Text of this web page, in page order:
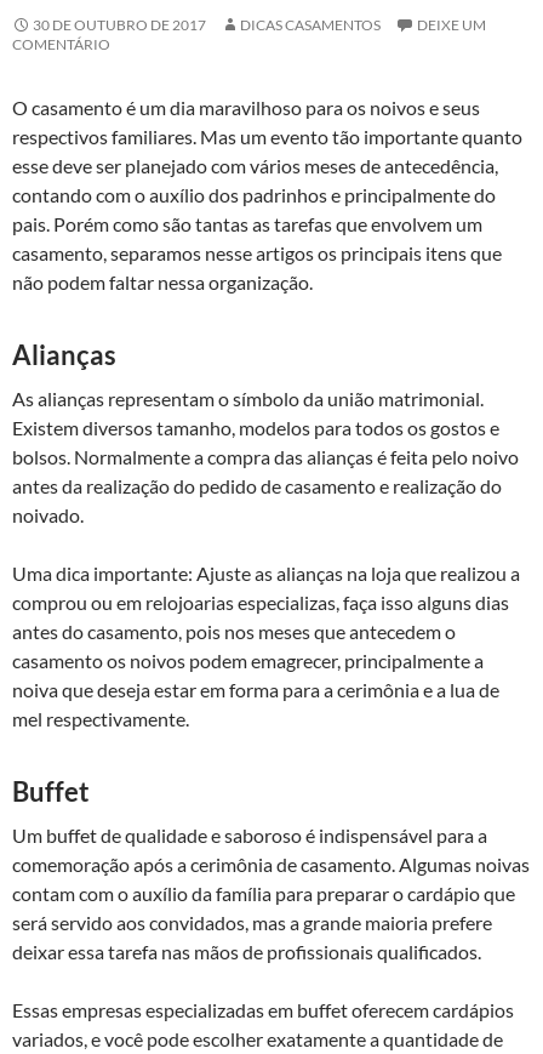
30 DE OUTUBRO DE 2017 DICAS CASAMENTOS
DEIXE UM
COMENTÁRIO
O casamento é um dia maravilhoso para os noivos e seus
respectivos familiares. Mas um evento tão importante quanto
esse deve ser planejado com vários meses de antecedência,
contando com o auxílio dos padrinhos e principalmente do
pais. Porém como são tantas as tarefas que envolvem um
casamento, separamos nesse artigos os principais itens que
não podem faltar nessa organização.
Alianças
As alianças representam o símbolo da união matrimonial.
Existem diversos tamanho, modelos para todos os gostos e
bolsos. Normalmente a compra das alianças é feita pelo noivo
antes da realização do pedido de casamento e realização do
noivado.
Uma dica importante: Ajuste as alianças na loja que realizou a
comprou ou em relojoarias especializas, faça isso alguns dias
antes do casamento, pois nos meses que antecedem o
casamento os noivos podem emagrecer, principalmente a
noiva que deseja estar em forma para a cerimônia e a lua de
mel respectivamente.
Buffet
Um buffet de qualidade e saboroso é indispensável para a
comemoração após a cerimônia de casamento. Algumas noivas
contam com o auxílio da família para preparar o cardápio que
será servido aos convidados, mas a grande maioria prefere
deixar essa tarefa nas mãos de profissionais qualificados.
Essas empresas especializadas em buffet oferecem cardápios
variados, e você pode escolher exatamente a quantidade de